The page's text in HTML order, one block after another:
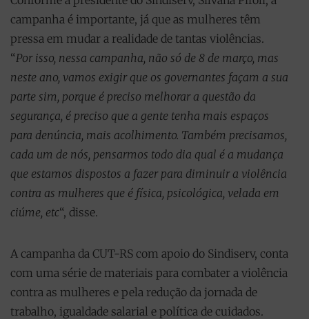
campanha é importante, já que as mulheres têm
pressa em mudar a realidade de tantas violências.
“Por isso, nessa campanha, não só de 8 de março, mas
neste ano, vamos exigir que os governantes façam a sua
parte sim, porque é preciso melhorar a questão da
segurança, é preciso que a gente tenha mais espaços
para denúncia, mais acolhimento. Também precisamos,
cada um de nós, pensarmos todo dia qual é a mudança
que estamos dispostos a fazer para diminuir a violência
contra as mulheres que é física, psicológica, velada em
ciúme, etc“, disse.
A campanha da CUT-RS com apoio do Sindiserv, conta
com uma série de materiais para combater a violência
contra as mulheres e pela redução da jornada de
trabalho, igualdade salarial e política de cuidados.